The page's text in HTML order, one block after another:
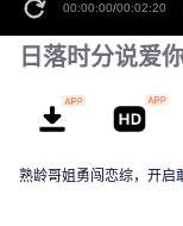
00:00:00/00:02:20
日落时分说爱
熟龄哥姐勇闯恋综，开启